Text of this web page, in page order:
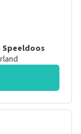
Speeldoos